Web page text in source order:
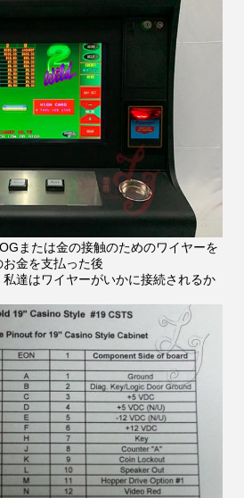
または金の接触のためのワイヤーを
金を支払った後
達はワイヤーがいかに接続されるか